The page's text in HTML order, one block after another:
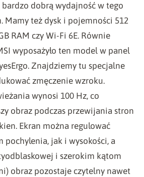
dobrą wydajność w tego
Mamy też dysk i pojemności 512
RAM czy Wi-Fi 6E. Równie
wyposażyło ten model w panel
Znajdziemy tu specjalne
zmęczenie wzroku.
wynosi 100 Hz, co
obraz podczas przewijania stron
Ekran można regulować
pochylenia, jak i wysokości, a
i szerokim kątom
obraz pozostaje czytelny nawet